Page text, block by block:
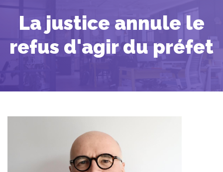
La justice annule le
refus d'agir du préfet